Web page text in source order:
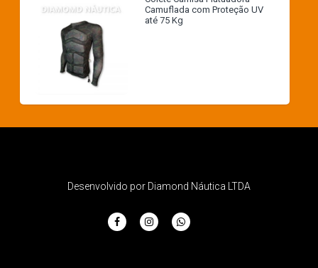
Camuflada com Proteção UV
até 75 Kg
Desenvolvido por Diamond Náutica LTDA